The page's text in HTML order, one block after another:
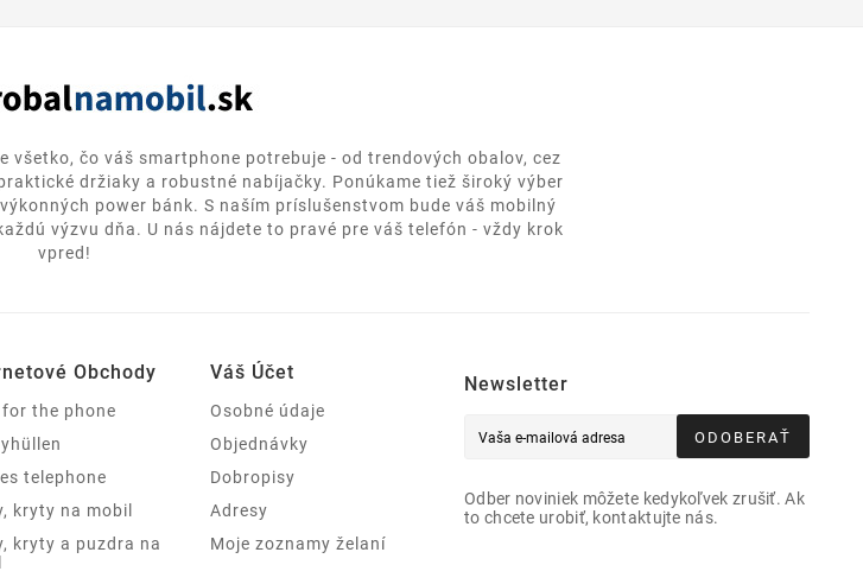
čo váš smartphone potrebuje - od trendových obalov, cez
držiaky a robustné nabíjačky. Ponúkame tiež široký výber
power bánk. S naším príslušenstvom bude váš mobilný
výzvu dňa. U nás nájdete to pravé pre váš telefón - vždy krok
vpred!
Obchody
for the phone
telephone
kryty na mobil
kryty a puzdra na
Váš Účet
Osobné údaje
Objednávky
Dobropisy
Adresy
Moje zoznamy želaní
Newsletter
ODOBERAŤ
Odber noviniek môžete kedykoľvek zrušiť. Ak
to chcete urobiť, kontaktujte nás.